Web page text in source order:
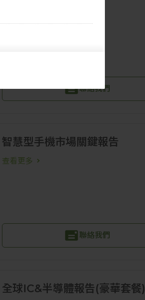
Enterprise SSD產業數據
聯絡我們
智慧型手機市場關鍵報告
查看更多
聯絡我們
全球IC&半導體報告(豪華套餐)